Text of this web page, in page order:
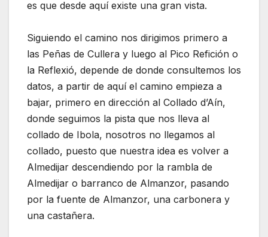
es que desde aquí existe una gran vista.
Siguiendo el camino nos dirigimos primero a
las Peñas de Cullera y luego al Pico Refición o
la Reflexió, depende de donde consultemos los
datos, a partir de aquí el camino empieza a
bajar, primero en dirección al Collado d’Aín,
donde seguimos la pista que nos lleva al
collado de Ibola, nosotros no llegamos al
collado, puesto que nuestra idea es volver a
Almedijar descendiendo por la rambla de
Almedijar o barranco de Almanzor, pasando
por la fuente de Almanzor, una carbonera y
una castañera.